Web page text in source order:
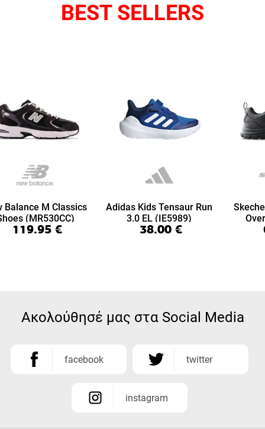
BEST SELLERS
Balance M Classics
(MR530CC)
119.95 €
Adidas Kids Tensaur Run
3.0 EL (IE5989)
38.00 €
Ακολούθησέ μας στα Social Media
facebook twitter
instagram